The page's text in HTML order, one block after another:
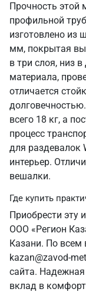
Прочность этой
профильной
изготовлено из
мм, покрытая
в три слоя, низ
материала,
отличается
всего 18 кг, а
процесс
для раздевалок
интерьер.
вешалки.
Где купить
Приобрести эту
ООО «Регион
Казани. По всем
kazan@zavod-
сайта.
вклад в